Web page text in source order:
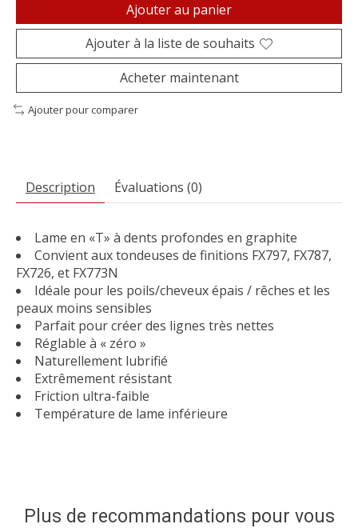
Ajouter au panier
Ajouter à la liste de souhaits
Acheter maintenant
Ajouter pour comparer
Description Évaluations (0)
Lame en «T» à dents profondes en graphite
Convient aux tondeuses de finitions FX797, FX787,
FX726, et FX773N
Idéale pour les poils/cheveux épais / rêches et les
peaux moins sensibles
Parfait pour créer des lignes très nettes
Réglable à « zéro »
Naturellement lubrifié
Extrêmement résistant
Friction ultra-faible
Température de lame inférieure
Plus de recommandations pour vous